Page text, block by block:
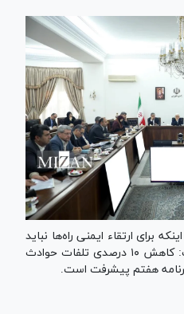
برای ارتقاء ایمنی راه‌ها نباید
با هیچ احدی تعارف کنیم، گفت: کاهش ۱۰ درصدی تلفات حوادث
هفتم پیشرفت است.